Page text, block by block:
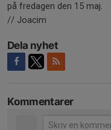
på fredagen den 15 maj.
// Joacim
Dela nyhet
Kommentarer